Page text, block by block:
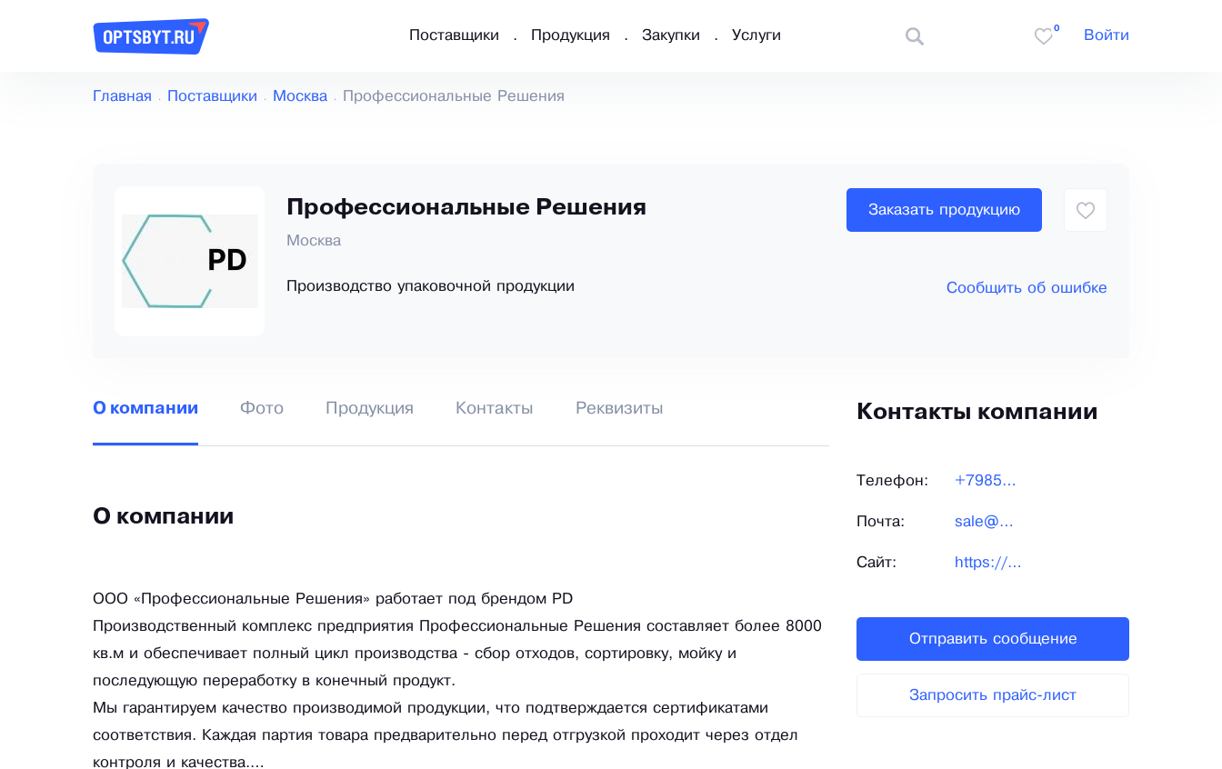
Поставщики Продукция Закупки Услуги
0
Войти
Главная Поставщики Москва Профессиональные Решения
Профессиональные Решения
Москва
Производство упаковочной продукции
Заказать продукцию
Сообщить об ошибке
О компании Фото Продукция Контакты Реквизиты
О компании
ООО «Профессиональные Решения» работает под брендом PD
Производственный комплекс предприятия Профессиональные Решения составляет более 8000
кв.м и обеспечивает полный цикл производства - сбор отходов, сортировку, мойку и
последующую переработку в конечный продукт.
Мы гарантируем качество производимой продукции, что подтверждается сертификатами
соответствия. Каждая партия товара предварительно перед отгрузкой проходит через отдел
контроля и качества.
Контакты компании
Телефон: +79859747272
Почта: sale@pdpack.ru
Сайт: https://pdpack.ru
Отправить сообщение
Запросить прайс-лист